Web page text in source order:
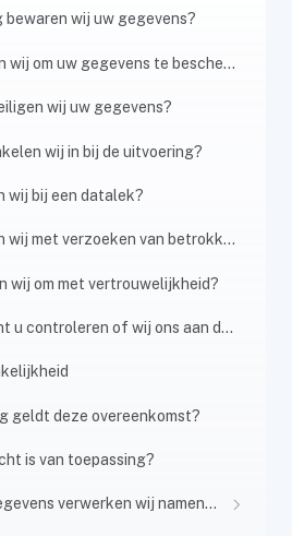
wij uw gegevens?
om uw gegevens te beschermen?
wij uw gegevens?
wij in bij de uitvoering?
wij bij een datalek?
met verzoeken van betrokkenen?
wij om met vertrouwelijkheid?
of wij ons aan de afspraken houden?
geldt deze overeenkomst?
is van toepassing?
verwerken wij namens u?